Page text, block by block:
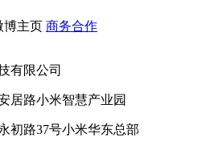
博主页 商务合作
有限公司
居路小米智慧产业园
初路37号小米华东总部